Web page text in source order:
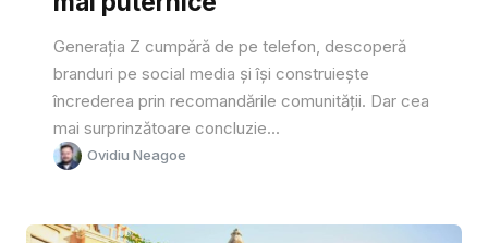
Generația Z cumpără de pe telefon, descoperă
branduri pe social media și își construiește
încrederea prin recomandările comunității. Dar cea
mai surprinzătoare concluzie...
Ovidiu Neagoe